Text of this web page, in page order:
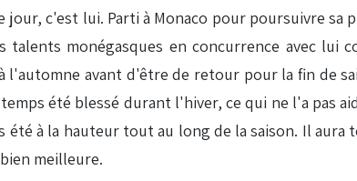
jour, c'est lui. Parti à Monaco pour poursuivre
monégasques en concurrence avec lui
l'automne avant d'être de retour pour la fin de
été blessé durant l'hiver, ce qui ne l'a pas
été à la hauteur tout au long de la saison. Il
meilleure.